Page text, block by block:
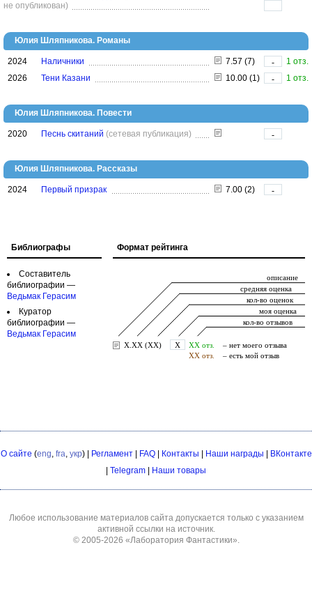
не опубликован)
Юлия Шляпникова. Романы
2024 Наличники 7.57 (7) -
1 отз.
2026
Тени Казани 10.00 (1) - 1 отз.
Юлия Шляпникова. Повести
2020 Песнь скитаний (сетевая публикация) -
Юлия Шляпникова. Рассказы
2024 Первый призрак 7.00 (2) -
Формат рейтинга
Библиографы
Составитель
библиографии —
Ведьмак Герасим
Куратор
библиографии —
Ведьмак Герасим
О сайте (eng, fra, укр) | Регламент| FAQ| Контакты Наши награды
ВКонтакте
Telegram Наши товары
Любое использование материалов сайта допускается только с указанием
активной ссылки на источник.
© 2005-2026 «Лаборатория Фантастики».